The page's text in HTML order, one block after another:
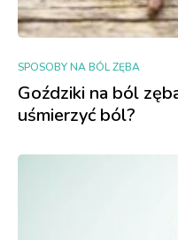
SPOSOBY NA BÓL ZĘBA
Goździki na ból
uśmierzyć ból?